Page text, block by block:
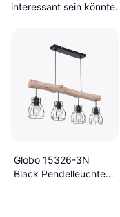
interessant sein könnte.
Globo 15326-3N
Black Pendelleuchte